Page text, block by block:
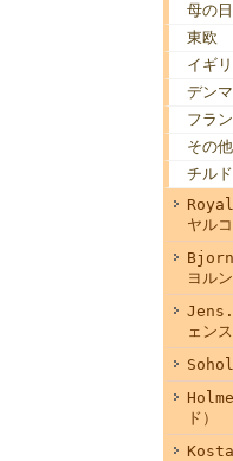
母の
東欧
イギ
デン
フラ
その他
チル
ヤル
ヨル
ェン
ド）